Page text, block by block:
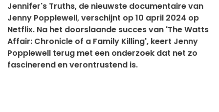
Jennifer's Truths, de nieuwste documentaire van
Jenny Popplewell, verschijnt op 10 april 2024 op
Netflix. Na het doorslaande succes van 'The Watts
Affair: Chronicle of a Family Killing', keert Jenny
Popplewell terug met een onderzoek dat net zo
fascinerend en verontrustend is.